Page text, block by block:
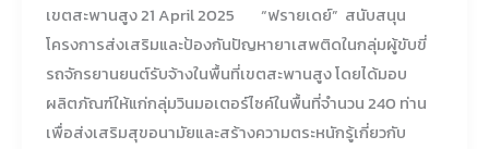
เขตสะพานสูง 21 April 2025 “ฟรายเดย์” สนับสนุน
โครงการส่งเสริมและป้องกันปัญหายาเสพติดในกลุ่มผู้ขับขี่
รถจักรยานยนต์รับจ้างในพื้นที่เขตสะพานสูง โดยได้มอบ
ผลิตภัณฑ์ให้แก่กลุ่มวินมอเตอร์ไซค์ในพื้นที่จำนวน 240 ท่าน
เพื่อส่งเสริมสุขอนามัยและสร้างความตระหนักรู้เกี่ยวกับ